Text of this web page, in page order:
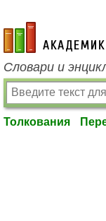
academic.ru
Словари и
Толкования